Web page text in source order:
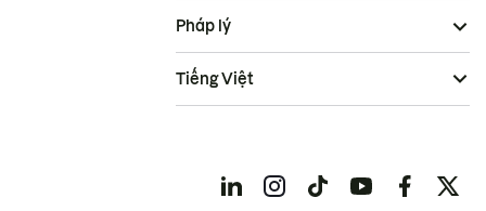
Pháp lý
Tiếng Việt